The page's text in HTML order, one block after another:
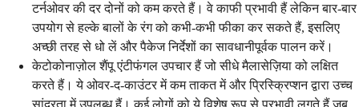
टर्नओवर की दर दोनों को कम करते हैं। वे काफी प्रभावी हैं लेकिन बार-बार
उपयोग से हल्के बालों के रंग को कभी-कभी फीका कर सकते हैं, इसलिए
अच्छी तरह से धो लें और पैकेज निर्देशों का सावधानीपूर्वक पालन करें।
केटोकोनाज़ोल शैंपू एंटीफंगल उपचार हैं जो सीधे मैलासेज़िया को लक्षित
करते हैं। ये ओवर-द-काउंटर में कम ताकत में और प्रिस्क्रिप्शन द्वारा उच्च
सांद्रता में उपलब्ध हैं। कई लोगों को ये विशेष रूप से प्रभावी लगते हैं जब